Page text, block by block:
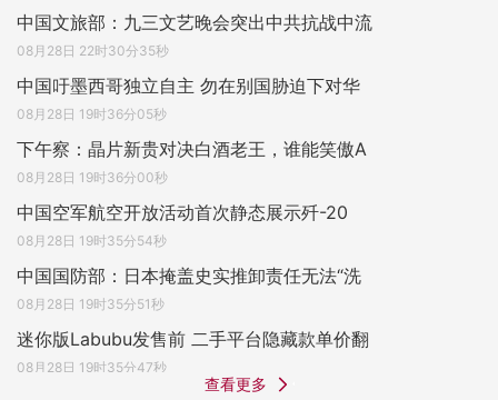
中国文旅部：九三文艺晚会突出中共抗战中流
08月28日 22时30分35秒
中国吁墨西哥独立自主 勿在别国胁迫下对华
08月28日 19时36分05秒
下午察：晶片新贵对决白酒老王，谁能笑傲A
08月28日 19时36分00秒
中国空军航空开放活动首次静态展示歼-20
08月28日 19时35分54秒
中国国防部：日本掩盖史实推卸责任无法“洗
08月28日 19时35分51秒
迷你版Labubu发售前 二手平台隐藏款单价翻
08月28日 19时35分47秒
查看更多